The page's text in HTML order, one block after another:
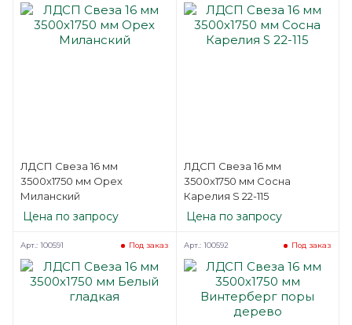
ЛДСП Свеза 16 мм
3500х1750 мм Орех
Миланский
Цена по запросу
ЛДСП Свеза 16 мм
3500х1750 мм Сосна
Карелия S 22-115
Цена по запросу
Под заказ
Арт.: 100591 Под заказ
Арт.: 100592